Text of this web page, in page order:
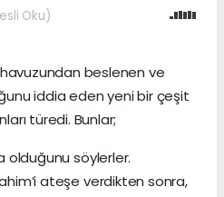
Oku)
havuzundan beslenen ve
iddia eden yeni bir çeşit
türedi. Bunlar;
olduğunu söylerler.
ateşe verdikten sonra,